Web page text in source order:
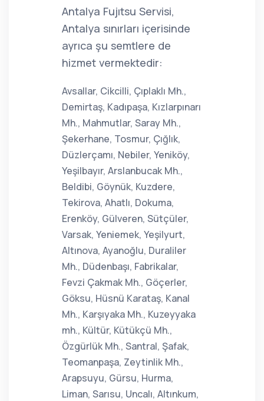
Antalya Fujıtsu Servisi,
Antalya sınırları içerisinde
ayrıca şu semtlere de
hizmet vermektedir:
Avsallar, Cikcilli, Çıplaklı Mh.,
Demirtaş, Kadıpaşa, Kızlarpınarı
Mh., Mahmutlar, Saray Mh.,
Şekerhane, Tosmur, Çığlık,
Düzlerçamı, Nebiler, Yeniköy,
Yeşilbayır, Arslanbucak Mh.,
Beldibi, Göynük, Kuzdere,
Tekirova, Ahatlı, Dokuma,
Erenköy, Gülveren, Sütçüler,
Varsak, Yeniemek, Yeşilyurt,
Altınova, Ayanoğlu, Duraliler
Mh., Düdenbaşı, Fabrikalar,
Fevzi Çakmak Mh., Göçerler,
Göksu, Hüsnü Karataş, Kanal
Mh., Karşıyaka Mh., Kuzeyyaka
mh., Kültür, Kütükçü Mh.,
Özgürlük Mh., Santral, Şafak,
Teomanpaşa, Zeytinlik Mh.,
Arapsuyu, Gürsu, Hurma,
Liman, Sarısu, Uncalı, Altınkum,